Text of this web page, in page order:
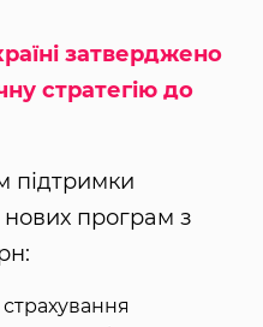
затверджено
стратегію до
підтримки
програм з